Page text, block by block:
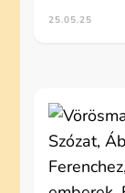
25.05.25